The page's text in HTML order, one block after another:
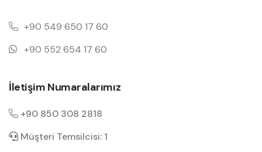
+90 549 650 17 60
+90 552 654 17 60
İletişim Numaralarımız
+90 850 308 2818
Müşteri Temsilcisi: 1